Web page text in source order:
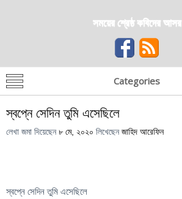
সময়ের শ্রেষ্ঠ কবিদের আসর
Categories
স্বপ্নে সেদিন তুমি এসেছিলে
লেখা জমা দিয়েছেন ৮ মে, ২০২০ লিখেছেন জাহিদ আরেফিন
স্বপ্নে সেদিন তুমি এসেছিলে